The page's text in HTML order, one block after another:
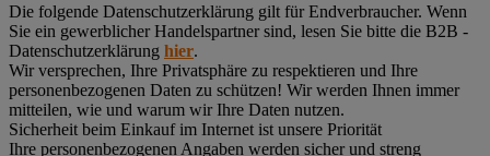
Die folgende Datenschutzerklärung gilt für Endverbraucher. Wenn
Sie ein gewerblicher Handelspartner sind, lesen Sie bitte die B2B -
Datenschutzerklärung hier.
Wir versprechen, Ihre Privatsphäre zu respektieren und Ihre
personenbezogenen Daten zu schützen! Wir werden Ihnen immer
mitteilen, wie und warum wir Ihre Daten nutzen.
Sicherheit beim Einkauf im Internet ist unsere Priorität
Ihre personenbezogenen Angaben werden sicher und streng